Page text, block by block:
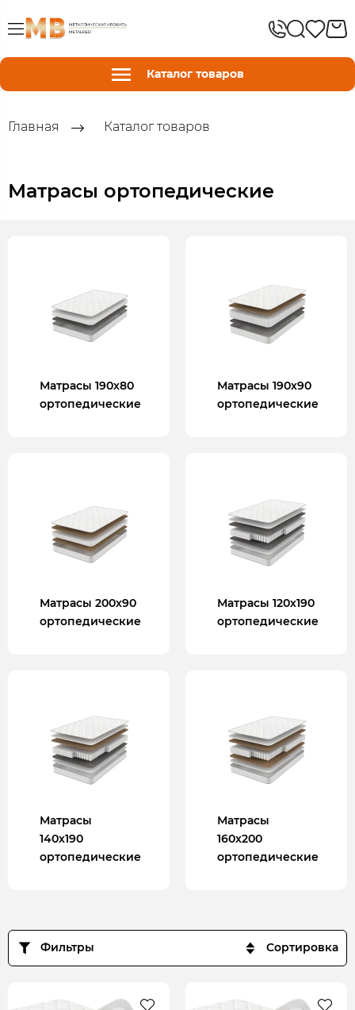
Каталог товаров
Главная Каталог товаров
Матрасы ортопедические
Матрасы 190х80
ортопедические
Матрасы 190х90
ортопедические
Матрасы 200х90
ортопедические
Матрасы 120х190
ортопедические
Матрасы
140х190
ортопедические
Матрасы
160х200
ортопедические
Фильтры Сортировка